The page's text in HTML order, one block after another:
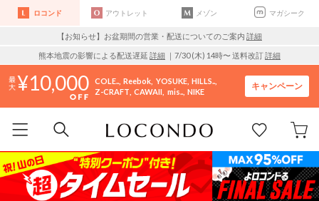
ロコンド アウトレット メゾン マガシーク
【お知らせ】お盆期間の営業・配送についてのご案内 詳細
熊本地震の影響による配送遅延 詳細 ｜7/30 (木) 14時〜 送料改訂詳細
10,000 COLE.. Reebok YOSUKE HILLS..
Z-CRAFT CAWAII mis.. NIKE
キャンペーン